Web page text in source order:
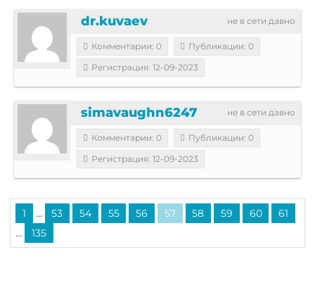
не в сети давно
dr.kuvaev
Комментарии: 0
Публикации: 0
Регистрация: 12-09-2023
не в сети давно
simavaughn6247
Комментарии: 0
Публикации: 0
Регистрация: 12-09-2023
1 ... 53 54 55 56 57 58 59 60 61
... 135